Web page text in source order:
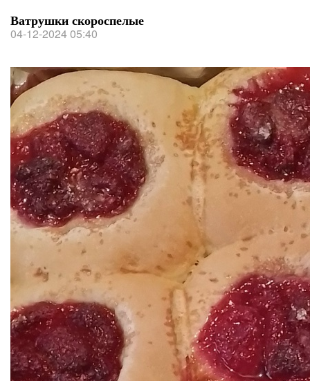
Ватрушки скороспелые
04-12-2024 05:40